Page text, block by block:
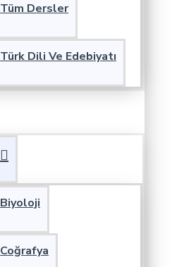
Tüm Dersler
Türk Dili Ve Edebiyatı
Biyoloji
Coğrafya